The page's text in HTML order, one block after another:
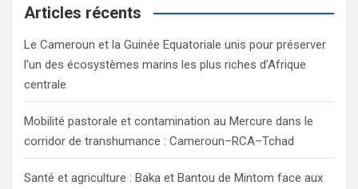
c
Articles récents
Le Cameroun et la Guinée Equatoriale unis pour préserver
l’un des écosystèmes marins les plus riches d’Afrique
centrale
Mobilité pastorale et contamination au Mercure dans le
corridor de transhumance : Cameroun–RCA–Tchad
Santé et agriculture : Baka et Bantou de Mintom face aux